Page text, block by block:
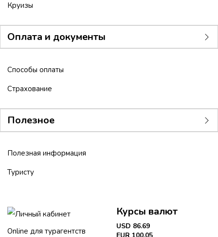
Круизы
Оплата и документы
Способы оплаты
Страхование
Полезное
Полезная информация
Туристу
Личный кабинет
Online для турагентств
Курсы валют
USD 86.69